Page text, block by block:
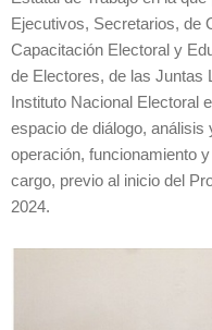
Ejecutivos, Secretarios, de
Capacitación Electoral y
de Electores, de las Juntas
Instituto Nacional Electoral
espacio de diálogo,
operación, funcionamiento
cargo, previo al inicio del
2024.